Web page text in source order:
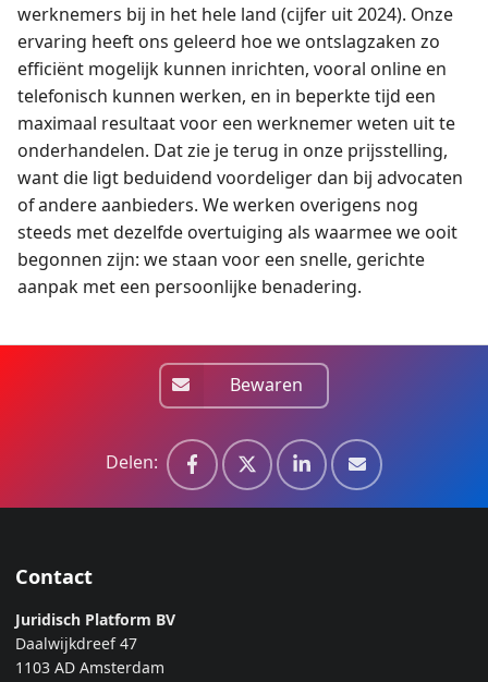
werknemers bij in het hele land (cijfer uit 2024). Onze
ervaring heeft ons geleerd hoe we ontslagzaken zo
efficiënt mogelijk kunnen inrichten, vooral online en
telefonisch kunnen werken, en in beperkte tijd een
maximaal resultaat voor een werknemer weten uit te
onderhandelen. Dat zie je terug in onze prijsstelling,
want die ligt beduidend voordeliger dan bij advocaten
of andere aanbieders. We werken overigens nog
steeds met dezelfde overtuiging als waarmee we ooit
begonnen zijn: we staan voor een snelle, gerichte
aanpak met een persoonlijke benadering.
Bewaren
Delen:
Contact
Juridisch Platform BV
Daalwijkdreef 47
1103 AD Amsterdam